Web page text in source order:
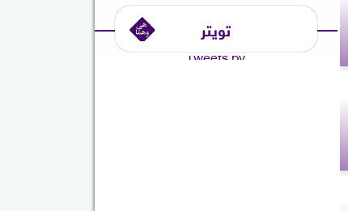
تويتر
Tweets by